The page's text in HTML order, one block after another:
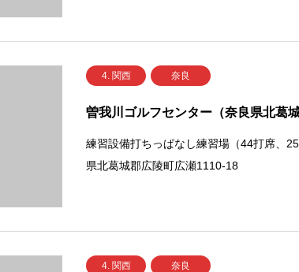
4. 関西 奈良
曽我川ゴルフセンター（奈良県北葛
練習設備打ちっぱなし練習場（44打席、
県北葛城郡広陵町広瀬1110-18
4. 関西 奈良